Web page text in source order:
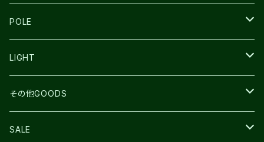
TECNICA
TOPO
BEACH WALK
COMPRESSPORT
ULTRASPIRE
NNormal
R×L
ULTIMATE DIRECTION
R×L
UNWASTED
THE NORTH FACE
LA SPORTIVA
COMPRESSPORT
RUN AMOK
NNormal
POLE
MOUNTAIN KING
LIGHT
PETZL
ULTRASPIRE
その他GOODS
SNOWFOOT
SALE